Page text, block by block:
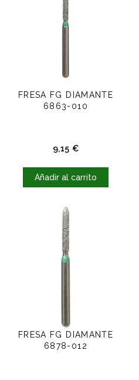
FRESA FG DIAMANTE
6863-010
9,15 €Precio
Añadir al carrito
FRESA FG DIAMANTE
6878-012